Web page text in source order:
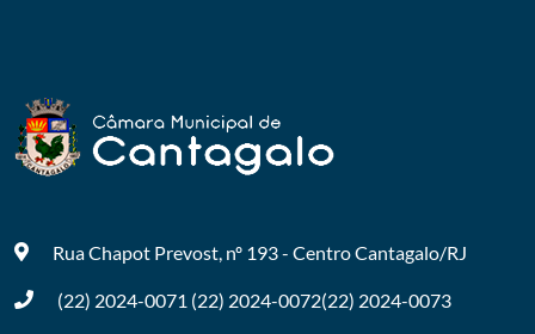
Rua Chapot Prevost, nº 193 - CentroCantagalo/RJ
(22) 2024-0071 (22) 2024-0072(22) 2024-0073